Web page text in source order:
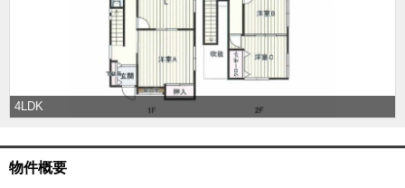
4LDK
物件概要
船橋･市川･浦安方面エリアの土地
千葉市エリアの新築一戸建
千葉市エリアの中古一戸建
千葉市エリアのマンション
千葉市エリアの土地
外房エリアの新築一戸建
外房エリアの中古一戸建